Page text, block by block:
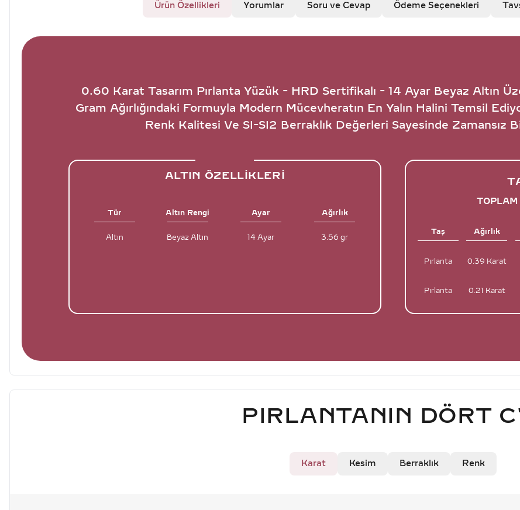
Ürün Özellikleri Yorumlar Soru ve Cevap Ödeme Seçenekleri
0.60 Karat Tasarım Pırlanta Yüzük - HRD Sertifikalı - 14 Ayar Beyaz Altın
Gram Ağırlığındaki Formuyla Modern Mücevheratın En Yalın Halini Temsil
Renk Kalitesi Ve SI-SI2 Berraklık Değerleri Sayesinde Zamansız
ALTIN ÖZELLIKLERI
Tür Altın Rengi Ayar Ağırlık
Altın Beyaz Altın 14 Ayar 3.56 gr
TOPLAM
Taş Ağırlık
Pırlanta 0.39 Karat
Pırlanta 0.21 Karat
PIRLANTANIN DÖRT
Karat Kesim Berraklık Renk